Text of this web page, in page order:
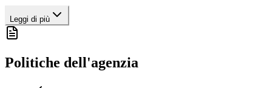
Leggi di più
Politiche dell'agenzia